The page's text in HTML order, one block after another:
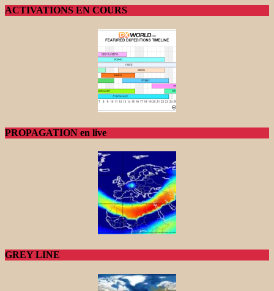
ACTIVATIONS EN COURS
PROPAGATION en live
GREY LINE